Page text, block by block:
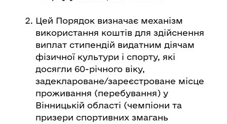
Цей Порядок визначає механізм
використання коштів для здійснення
виплат стипендій видатним діячам
фізичної культури і спорту, які
досягли 60-річного віку,
задеклароване/зареєстроване місце
проживання (перебування) у
Вінницькій області (чемпіони та
призери спортивних змагань